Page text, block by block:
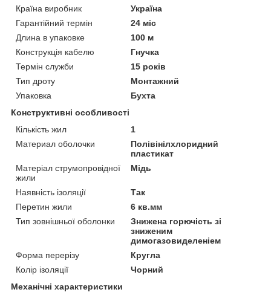
Країна виробник
Україна
Гарантійний термін
24 міс
Длина в упаковке
100 м
Конструкція кабелю
Гнучка
Термін служби
15 років
Тип дроту
Монтажний
Упаковка
Бухта
Конструктивні особливості
Кількість жил
1
Материал оболочки
Полівінілхлоридний
пластикат
Матеріал струмопровідної
жили
Мідь
Наявність ізоляції
Так
Перетин жили
6 кв.мм
Тип зовнішньої оболонки
Знижена горючість зі
зниженим
димогазовиделеніем
Форма перерізу
Кругла
Колір ізоляції
Чорний
Механічні характеристики